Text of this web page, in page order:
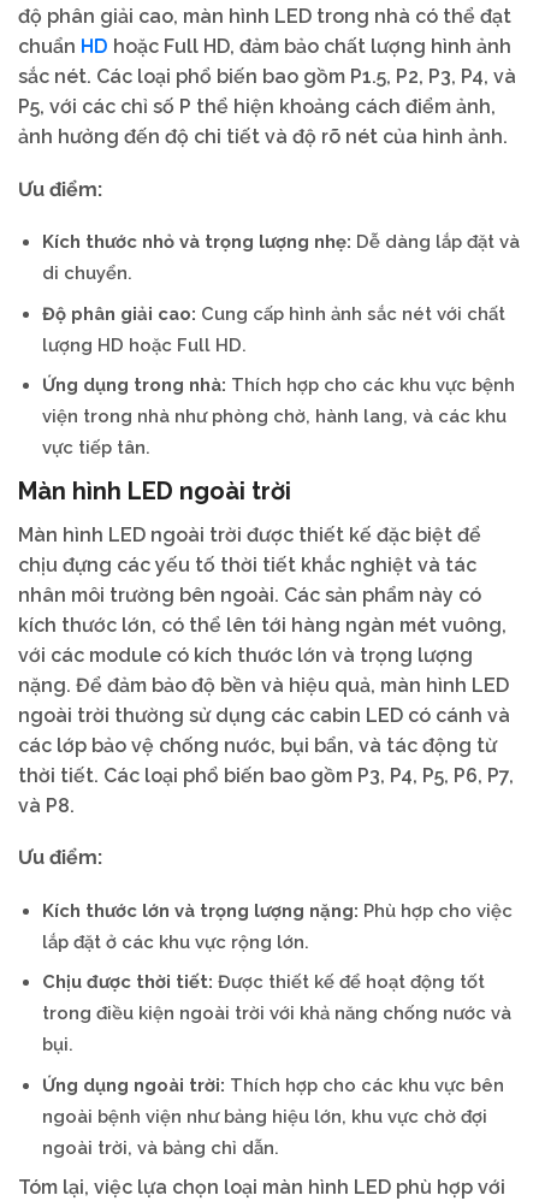
độ phân giải cao, màn hình LED trong nhà có thể đạt
chuẩn HD hoặc Full HD, đảm bảo chất lượng hình ảnh
sắc nét. Các loại phổ biến bao gồm P1.5, P2, P3, P4, và
P5, với các chỉ số P thể hiện khoảng cách điểm ảnh,
ảnh hưởng đến độ chi tiết và độ rõ nét của hình ảnh.
Ưu điểm:
Kích thước nhỏ và trọng lượng nhẹ: Dễ dàng lắp đặt và
di chuyển.
Độ phân giải cao: Cung cấp hình ảnh sắc nét với chất
lượng HD hoặc Full HD.
Ứng dụng trong nhà: Thích hợp cho các khu vực bệnh
viện trong nhà như phòng chờ, hành lang, và các khu
vực tiếp tân.
Màn hình LED ngoài trời
Màn hình LED ngoài trời được thiết kế đặc biệt để
chịu đựng các yếu tố thời tiết khắc nghiệt và tác
nhân môi trường bên ngoài. Các sản phẩm này có
kích thước lớn, có thể lên tới hàng ngàn mét vuông,
với các module có kích thước lớn và trọng lượng
nặng. Để đảm bảo độ bền và hiệu quả, màn hình LED
ngoài trời thường sử dụng các cabin LED có cánh và
các lớp bảo vệ chống nước, bụi bẩn, và tác động từ
thời tiết. Các loại phổ biến bao gồm P3, P4, P5, P6, P7,
và P8.
Ưu điểm:
Kích thước lớn và trọng lượng nặng: Phù hợp cho việc
lắp đặt ở các khu vực rộng lớn.
Chịu được thời tiết: Được thiết kế để hoạt động tốt
trong điều kiện ngoài trời với khả năng chống nước và
bụi.
Ứng dụng ngoài trời: Thích hợp cho các khu vực bên
ngoài bệnh viện như bảng hiệu lớn, khu vực chờ đợi
ngoài trời, và bảng chỉ dẫn.
Tóm lại, việc lựa chọn loại màn hình LED phù hợp với